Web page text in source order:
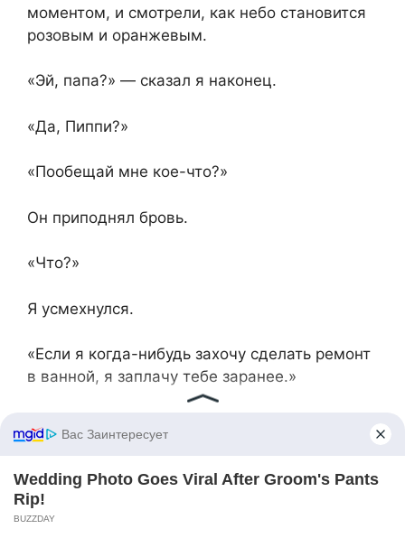
моментом, и смотрели, как небо становится
розовым и оранжевым.
«Эй, папа?» — сказал я наконец.
«Да, Пиппи?»
«Пообещай мне кое-что?»
Он приподнял бровь.
«Что?»
Я усмехнулся.
«Если я когда-нибудь захочу сделать ремонт
в ванной, я заплачу тебе заранее.»
Пока мы сидели там, смеялись и наблюдали